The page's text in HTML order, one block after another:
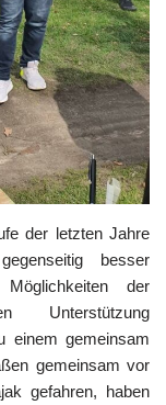
der letzten Jahre
besser
der
Unterstützung
einem gemeinsam
gemeinsam vor
gefahren, haben